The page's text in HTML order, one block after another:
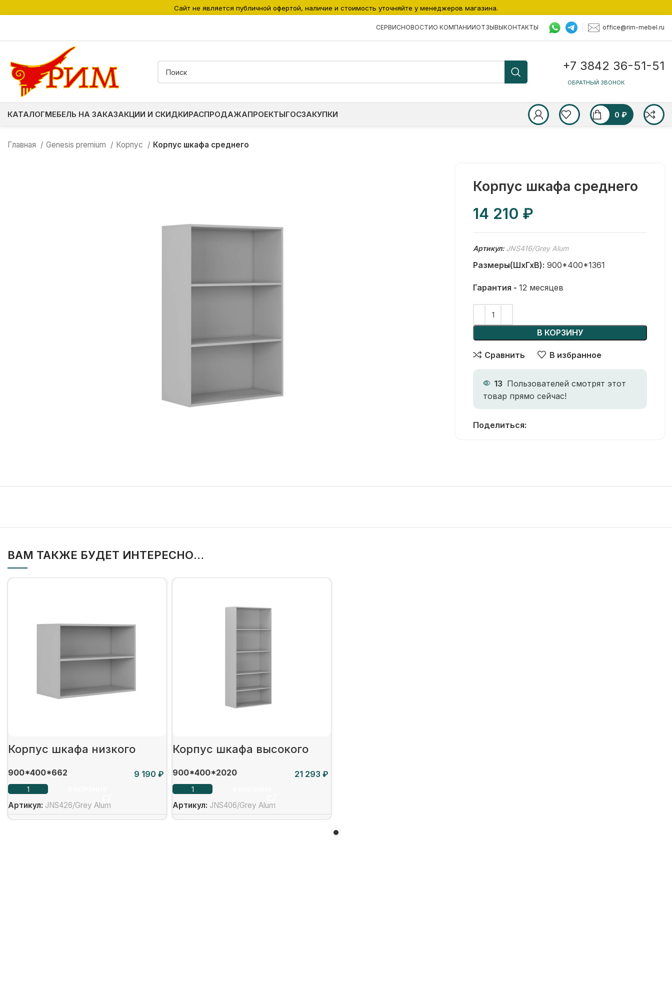
СЕРВИСНОВОСТИО КОМПАНИИОТЗЫВЫКОНТАКТЫ office@rim-mebel.ru
+7 3842 36-51-51
ОБРАТНЫЙ ЗВОНОК
КАТАЛОГМЕБЕЛЬ НА ЗАКАЗАКЦИИ И СКИДКИРАСПРОДАЖАПРОЕКТЫГОСЗАКУПКИ 0 ₽
Главная Genesis premium Корпус Корпус шкафа среднего
Корпус шкафа среднего
₽
Артикул: JNS416/Grey Alum
Размеры(ШхГхВ): 900*400*1361
Гарантия - 12 месяцев
В КОРЗИНУ
Сравнить В избранное
13 Пользователей смотрят этот
товар прямо сейчас!
Поделиться:
ВАМ ТАКЖЕ БУДЕТ ИНТЕРЕСНО…
Корпус шкафа низкого
900*400*662 ₽
Артикул: JNS426/Grey Alum
Корпус шкафа высокого
900*400*2020 ₽
Артикул: JNS406/Grey Alum
Сайт не является публичной офертой, наличие и стоимость уточняйте у менеджеров магазина.